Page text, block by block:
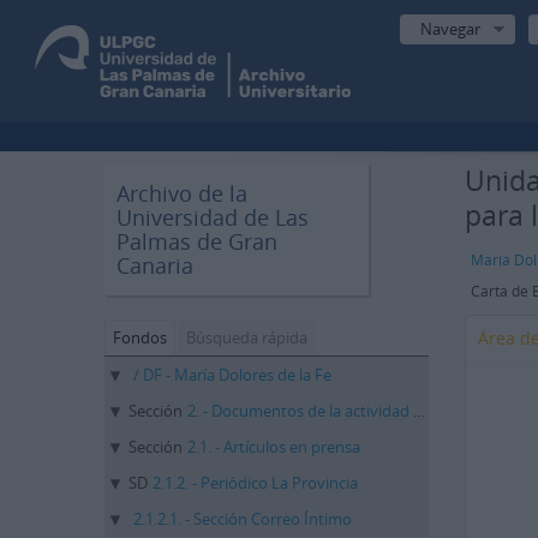
Navegar
Archivo de la
Universidad de Las
Palmas de Gran
Canaria
Fondos
Búsqueda rápida
/ DF - María Dolores de la Fe
Sección 2. - Documentos de la actividad profesional
Sección 2.1. - Artículos en prensa
SD 2.1.2. - Periódico La Provincia
2.1.2.1. - Sección Correo Íntimo
para
María
Área